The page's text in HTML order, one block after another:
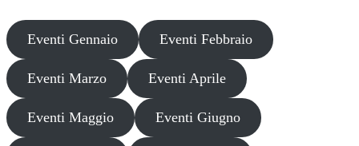
Eventi Gennaio Eventi Febbraio
Eventi Marzo Eventi Aprile
Eventi Maggio Eventi Giugno